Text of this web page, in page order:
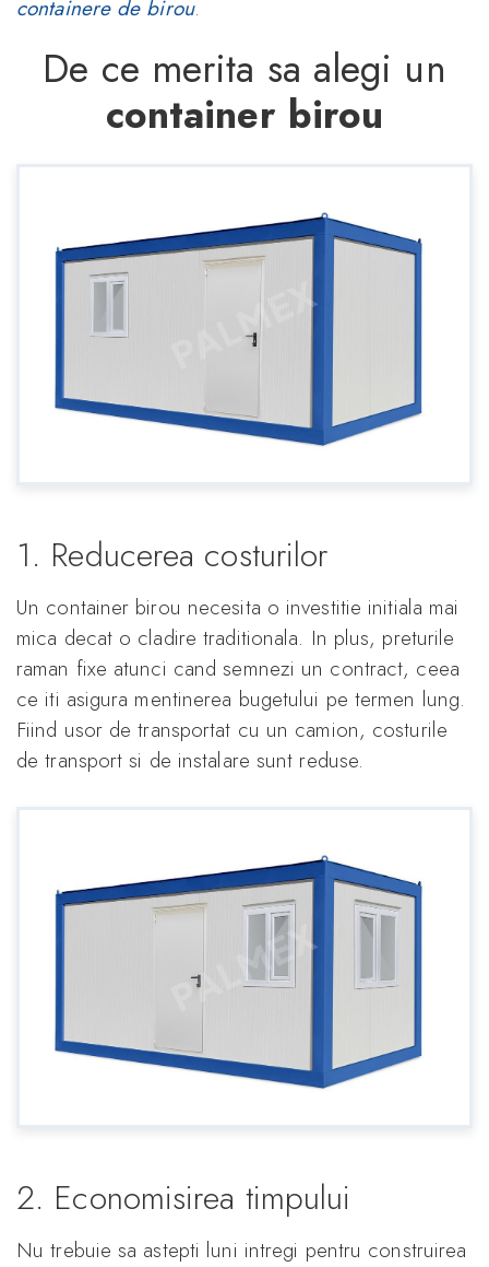
containere de birou.
De ce merita sa alegi un
container birou
1. Reducerea costurilor
Un container birou necesita o investitie initiala mai
mica decat o cladire traditionala. In plus, preturile
raman fixe atunci cand semnezi un contract, ceea
ce iti asigura mentinerea bugetului pe termen lung.
Fiind usor de transportat cu un camion, costurile
de transport si de instalare sunt reduse.
2. Economisirea timpului
Nu trebuie sa astepti luni intregi pentru construirea